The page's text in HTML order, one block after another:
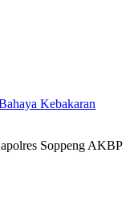
Kebakaran
Soppeng AKBP